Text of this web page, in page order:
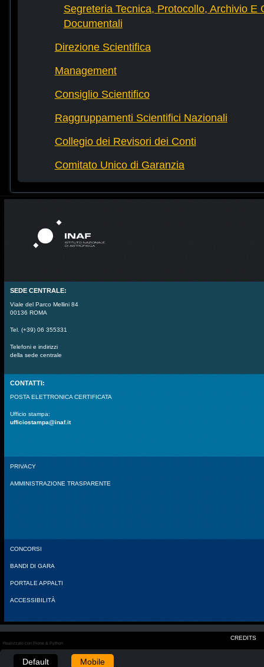
Segreteria Tecnica, Protocollo, Archivio E
Documentali
Direzione Scientifica
Management
Consiglio Scientifico
Raggruppamenti Scientifici Nazionali
Collegio dei Revisori dei Conti
Comitato Unico di Garanzia
SEDE CENTRALE:
Viale del Parco Mellini 84
00136 ROMA
Tel. (+39) 06 355331
Telefoni e indirizzi
della sede centrale
CONTATTI:
POSTA ELETTRONICA CERTIFICATA
Ufficio stampa:
ufficiostampa@inaf.it
PRIVACY
AMMINISTRAZIONE TRASPARENTE
CONCORSI
BANDI DI GARA
PORTALE APPALTI
ACCESSIBILITÀ
CREDITS
Realizzato con Plone & Python
Default Mobile